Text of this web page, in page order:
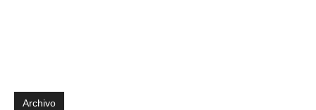
Archivo